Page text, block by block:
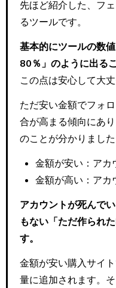
先ほど紹介した、フ
るツールです。
基本的にツールの数
80％」のように出る
この点は安心して大丈
ただ安い金額でフォ
合が高まる傾向にあ
のことが分かりました
金額が安い：アカ
金額が高い：アカ
アカウントが死んで
もない「ただ作られ
す。
金額が安い購入サイ
量に追加されます。